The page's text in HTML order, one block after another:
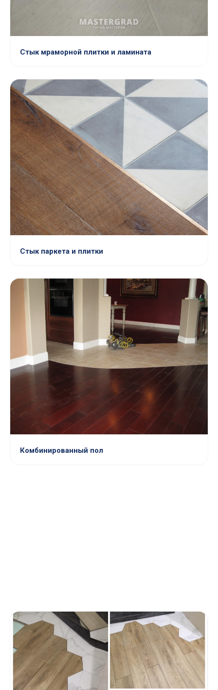
Стык мраморной плитки и ламината
Стык паркета и плитки
Комбинированный пол